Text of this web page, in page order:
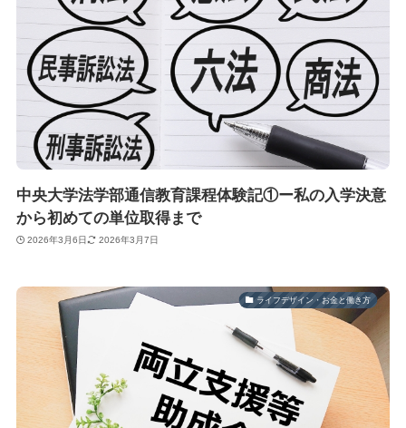
中央大学法学部通信教育課程体験記①ー私の入学決意
から初めての単位取得まで
2026年3月6日 2026年3月7日
ライフデザイン・お金と働き方